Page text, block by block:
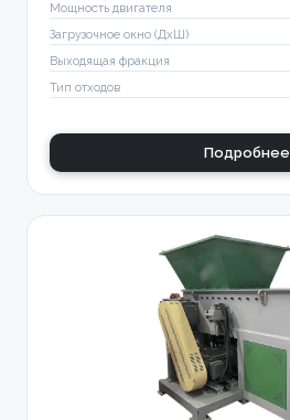
Мощность двигателя
Загрузочное окно (ДхШ)
Выходящая фракция
Тип отходов
Подробнее